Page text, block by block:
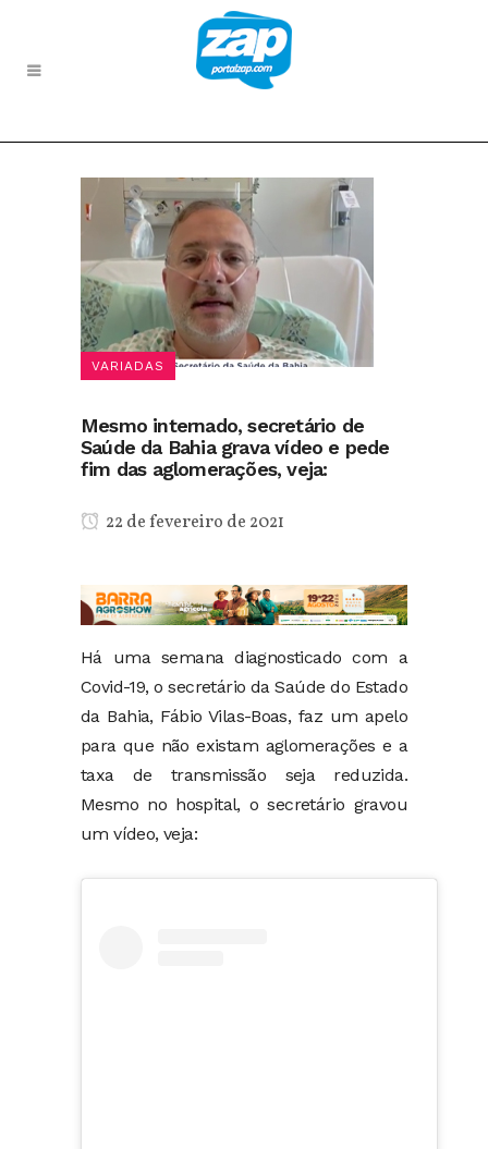
VARIADAS
Mesmo internado, secretário de
Saúde da Bahia grava vídeo e pede
fim das aglomerações, veja:
22 de fevereiro de 2021
Há uma semana diagnosticado com a
Covid-19, o secretário da Saúde do Estado
da Bahia, Fábio Vilas-Boas, faz um apelo
para que não existam aglomerações e a
taxa de transmissão seja reduzida.
Mesmo no hospital, o secretário gravou
um vídeo, veja: